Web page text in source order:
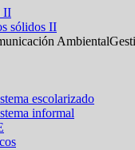
II
sólidos II
escolarizado
informal